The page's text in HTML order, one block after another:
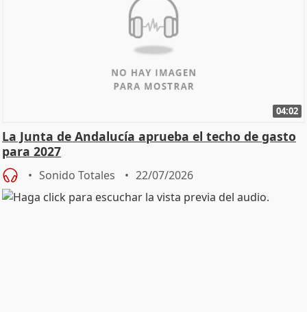
04:02
La Junta de Andalucía aprueba el techo de gasto
para 2027
Sonido Totales 22/07/2026